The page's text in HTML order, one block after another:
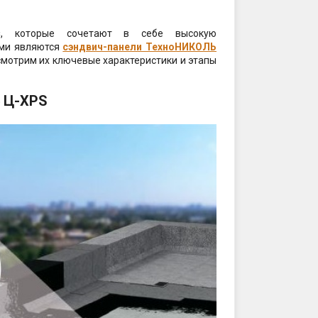
проезда к складу:
которые сочетают в себе высокую
являются сэндвич-панели ТехноНИКОЛЬ
их ключевые характеристики и этапы
Ц-XPS